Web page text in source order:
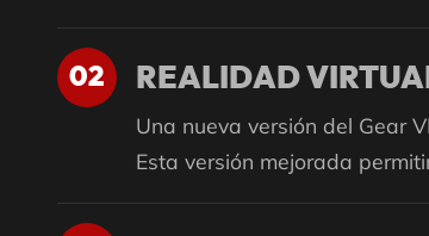
02 REALIDAD
Una nueva versión del Gear
Esta versión mejorada